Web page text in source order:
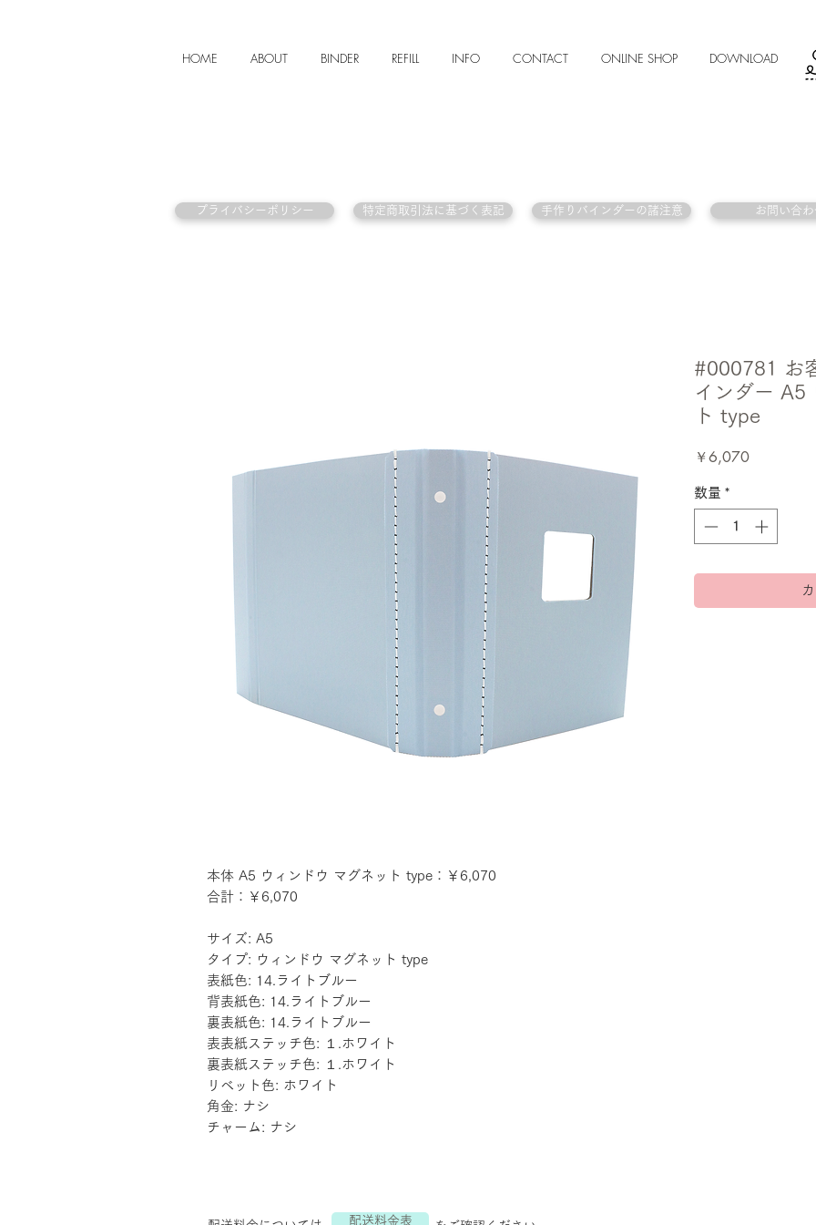
HOME ABOUT BINDER REFILL INFO CONTACT ONLINE SHOP DOWNLOAD
本体 A5 ウィンドウ マグネット type：￥6,070
合計：￥6,070
サイズ: A5
タイプ: ウィンドウ マグネット type
表紙色: 14.ライトブルー
背表紙色: 14.ライトブルー
裏表紙色: 14.ライトブルー
表表紙ステッチ色: １.ホワイト
裏表紙ステッチ色: １.ホワイト
リベット色: ホワイト
角金: ナシ
チャーム: ナシ
#000781 お
インダー A5
ト type
￥6,070価
数量 *
プライバシーポリシー 特定商取引法に基づく表記 手作りバインダーの諸注意 お問い合わ
配送料金表